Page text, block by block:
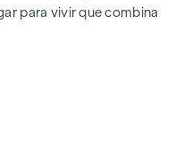
vital única que
extraordinaria. El
y con estilo. Los
Para mayor
para vivir que combina